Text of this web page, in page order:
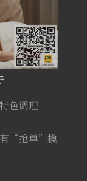
色调理
有“抢单”模